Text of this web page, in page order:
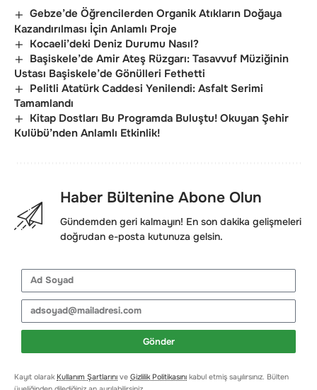
Gebze’de Öğrencilerden Organik Atıkların Doğaya
Kazandırılması İçin Anlamlı Proje
Kocaeli’deki Deniz Durumu Nasıl?
Başiskele’de Amir Ateş Rüzgarı: Tasavvuf Müziğinin
Ustası Başiskele’de Gönülleri Fethetti
Pelitli Atatürk Caddesi Yenilendi: Asfalt Serimi
Tamamlandı
Kitap Dostları Bu Programda Buluştu! Okuyan Şehir
Kulübü’nden Anlamlı Etkinlik!
Haber Bültenine Abone Olun
Gündemden geri kalmayın! En son dakika gelişmeleri
doğrudan e-posta kutunuza gelsin.
Gönder
Kayıt olarak Kullanım Şartlarını ve Gizlilik Politikasını kabul etmiş sayılırsınız. Bülten